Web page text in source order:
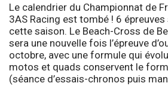
Le calendrier du Championnat de
3AS Racing est tombé ! 6
cette saison. Le Beach-Cross de
sera une nouvelle fois l’épreuve
octobre, avec une formule qui
motos et quads conservent le
(séance d’essais-chronos puis